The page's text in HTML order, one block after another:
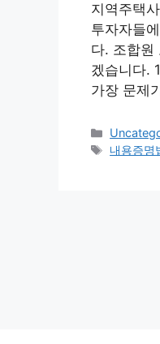
지역주택
투자자들
다. 조합원
겠습니다.
가장 문제
Tags
내용증명